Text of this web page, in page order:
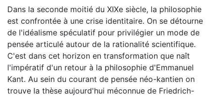
Dans la seconde moitié du XIXe siècle, la philosophie
est confrontée à une crise identitaire. On se détourne
de l'idéalisme spéculatif pour privilégier un mode de
pensée articulé autour de la rationalité scientifique.
C'est dans cet horizon en transformation que naît
l'impératif d'un retour à la philosophie d'Emmanuel
Kant. Au sein du courant de pensée néo-kantien on
trouve la thèse aujourd'hui méconnue de Friedrich-